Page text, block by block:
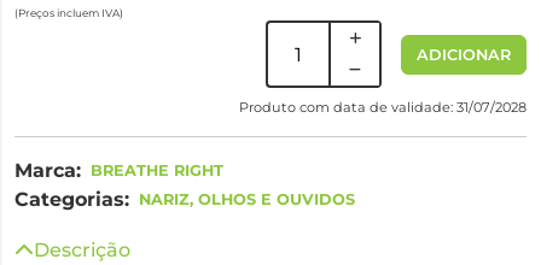
(Preços incluem IVA)
ADICIONAR
Produto com data de validade: 31/07/2028
Marca: BREATHE RIGHT
Categorias: NARIZ, OLHOS E OUVIDOS
Descrição